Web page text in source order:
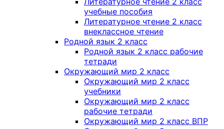
учебные пособия
Литературное чтение 2 класс
внеклассное чтение
Родной язык 2 класс
Родной язык 2 класс рабочие
тетради
Окружающий мир 2 класс
Окружающий мир 2 класс
учебники
Окружающий мир 2 класс
рабочие тетради
Окружающий мир 2 класс ВПР